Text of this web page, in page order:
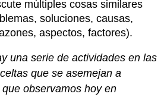
múltiples cosas similares
soluciones, causas,
aspectos, factores).
una serie de actividades en las
que se asemejan a
observamos hoy en